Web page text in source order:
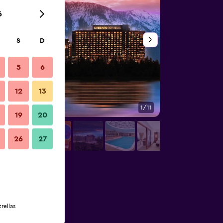
1/11
S D
5 6
12 13
19 20
26 27